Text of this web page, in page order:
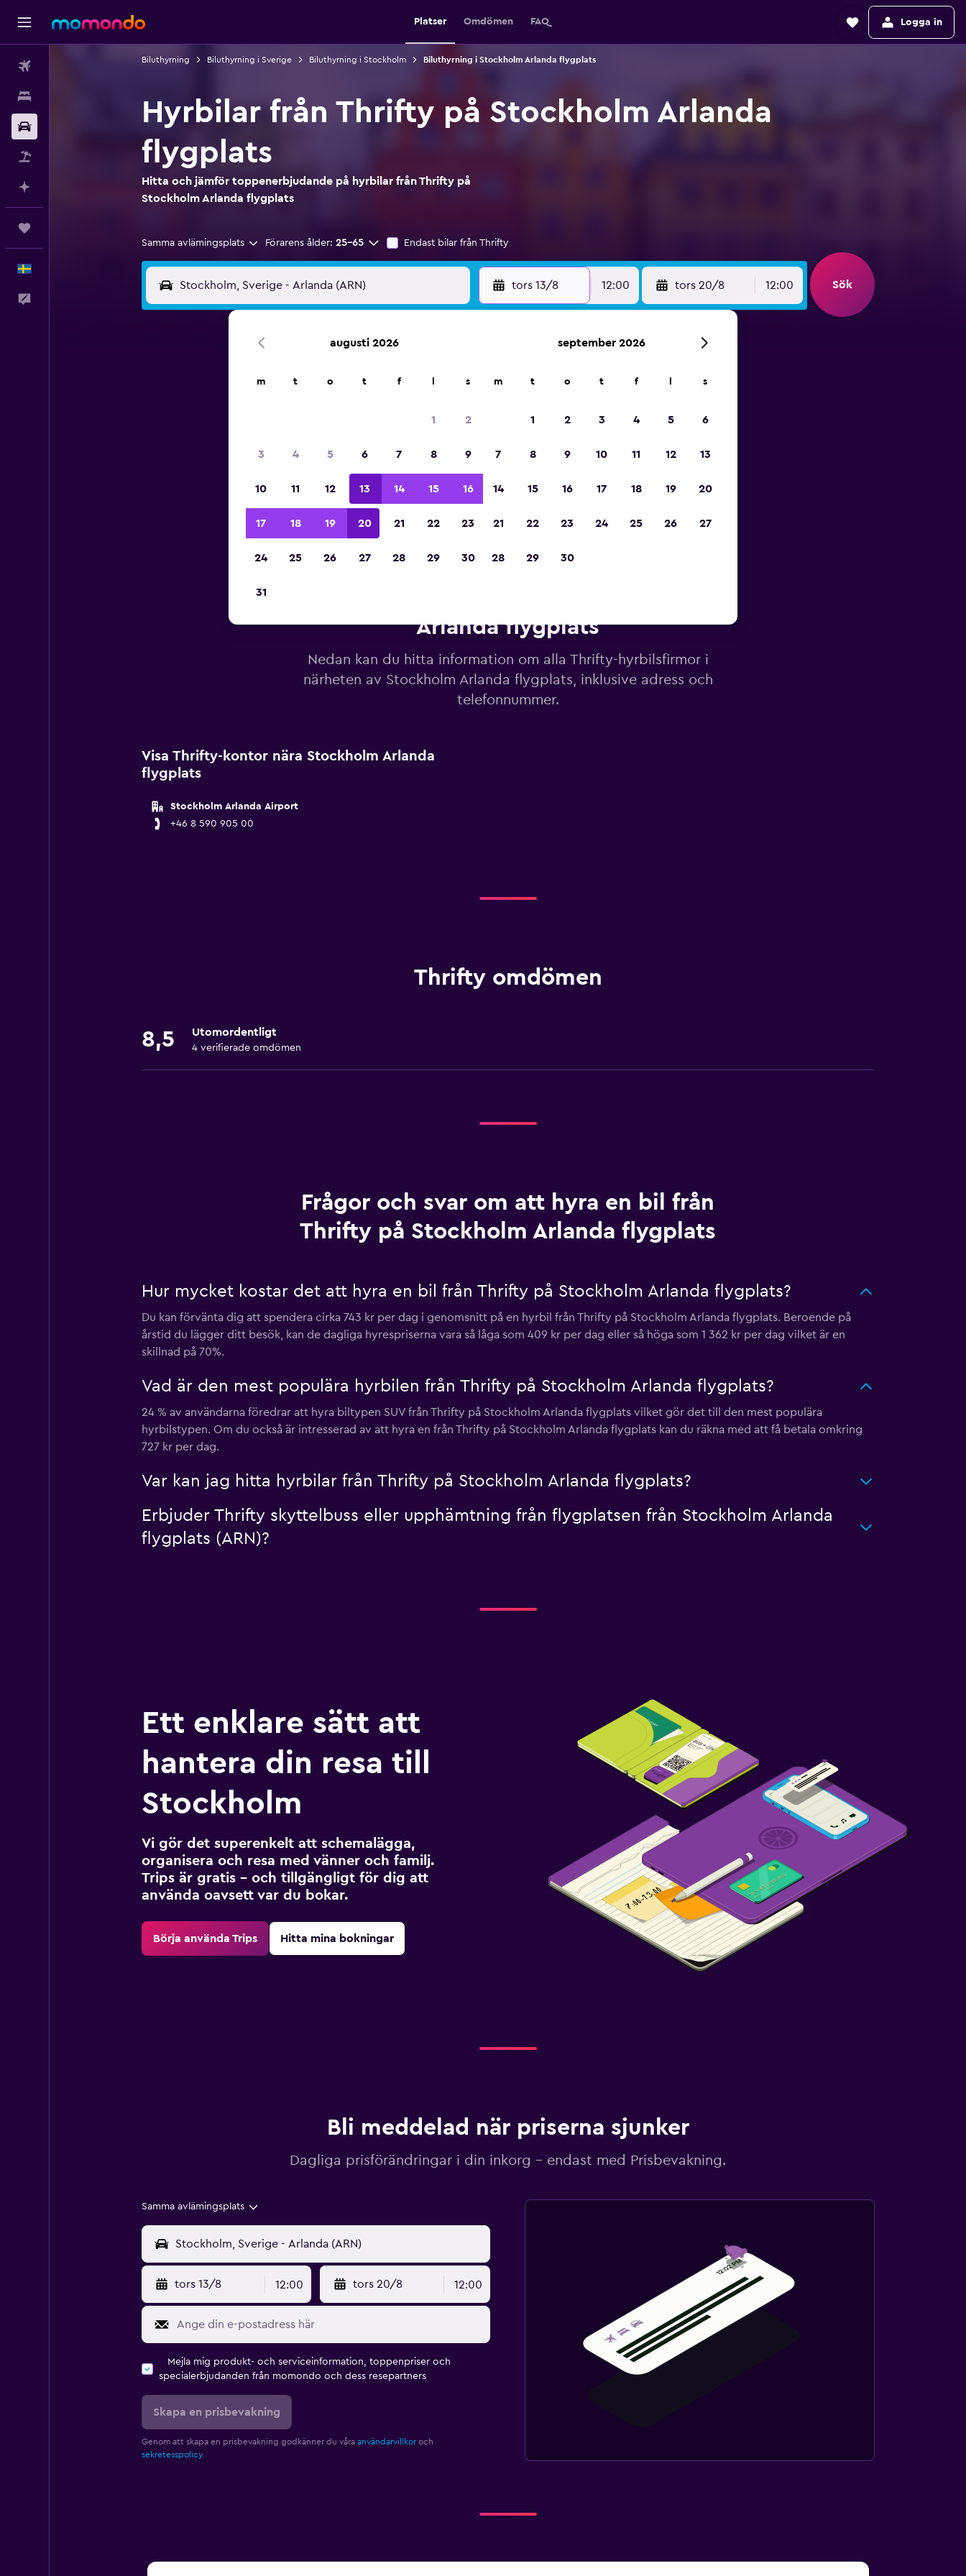
Platser Omdömen FAQ Logga in
Biluthyrning Biluthyrning i Sverige Biluthyrning i Stockholm Biluthyrning i Stockholm Arlanda flygplats
Hyrbilar från Thrifty på Stockholm Arlanda
flygplats
Hitta och jämför toppenerbjudande på hyrbilar från Thrifty på
Stockholm Arlanda flygplats
Samma avlämingsplats Förarens ålder: 25-65 Endast bilar från Thrifty
tors 13/8 12:00 tors 20/8 12:00 Sök
2023
Arlanda flygplats
Nedan kan du hitta information om alla Thrifty-hyrbilsfirmor i
närheten av Stockholm Arlanda flygplats, inklusive adress och
telefonnummer.
Visa Thrifty-kontor nära Stockholm Arlanda
flygplats
Stockholm Arlanda Airport
+46 8 590 905 00
Thrifty omdömen
8,5 Utomordentligt
4 verifierade omdömen
Frågor och svar om att hyra en bil från
Thrifty på Stockholm Arlanda flygplats
Hur mycket kostar det att hyra en bil från Thrifty på Stockholm Arlanda flygplats?
Du kan förvänta dig att spendera cirka 743 kr per dag i genomsnitt på en hyrbil från Thrifty på Stockholm Arlanda flygplats. Beroende på
årstid du lägger ditt besök, kan de dagliga hyrespriserna vara så låga som 409 kr per dag eller så höga som 1 362 kr per dag vilket är en
skillnad på 70%.
Vad är den mest populära hyrbilen från Thrifty på Stockholm Arlanda flygplats?
24 % av användarna föredrar att hyra biltypen SUV från Thrifty på Stockholm Arlanda flygplats vilket gör det till den mest populära
hyrbilstypen. Om du också är intresserad av att hyra en från Thrifty på Stockholm Arlanda flygplats kan du räkna med att få betala omkring
727 kr per dag.
Var kan jag hitta hyrbilar från Thrifty på Stockholm Arlanda flygplats?
Erbjuder Thrifty skyttelbuss eller upphämtning från flygplatsen från Stockholm Arlanda
flygplats (ARN)?
Ett enklare sätt att
hantera din resa till
Stockholm
Vi gör det superenkelt att schemalägga,
organisera och resa med vänner och familj.
Trips är gratis – och tillgängligt för dig att
använda oavsett var du bokar.
Börja använda Trips Hitta mina bokningar
Bli meddelad när priserna sjunker
Dagliga prisförändringar i din inkorg – endast med Prisbevakning.
Samma avlämingsplats
tors 13/8 12:00 tors 20/8 12:00
Mejla mig produkt- och serviceinformation, toppenpriser och
specialerbjudanden från momondo och dess resepartners
Skapa en prisbevakning
Genom att skapa en prisbevakning godkänner du våra användarvillkoroch
sekretesspolicy.
augusti 2026
m t o t f s
1 2
3 4 5 6 7 8 9
10 11 12 13 14 15 16
17 18 19 20 21 22 23
24 25 26 27 28 29 30
31
september 2026
m t o t f s
1 2 3 4 5 6
7 8 9 10 11 12 13
14 15 16 17 18 19 20
21 22 23 24 25 26 27
28 29 30